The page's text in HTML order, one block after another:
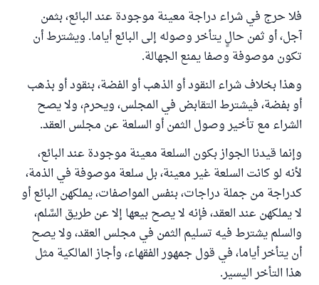
فلا حرج في شراء دراجة معينة موجودة عند البائع، بثمن
آجل، أو ثمن حالٍ يتأخر وصوله إلى البائع أياما. ويشترط أن
تكون موصوفة وصفا يمنع الجهالة.
وهذا بخلاف شراء النقود أو الذهب أو الفضة، بنقود أو بذهب
أو بفضة، فيشترط التقابض في المجلس، ويحرم، ولا يصح
الشراء مع تأخير وصول الثمن أو السلعة عن مجلس العقد.
وإنما قيدنا الجواز بكون السلعة معينة موجودة عند البائع،
لأنه لو كانت السلعة غير معينة، بل سلعة موصوفة في الذمة،
كدراجة من جملة دراجات، بنفس المواصفات، يملكهن البائع أو
لا يملكهن عند العقد، فإنه لا يصح بيعها إلا عن طريق السَّلم،
والسلم يشترط فيه تسليم الثمن في مجلس العقد، ولا يصح
أن يتأخر أياما، في قول جمهور الفقهاء، وأجاز المالكية مثل
هذا التأخر اليسير.